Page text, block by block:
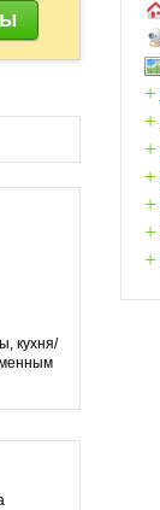
кухня/
+
+
+
+
+
+
+